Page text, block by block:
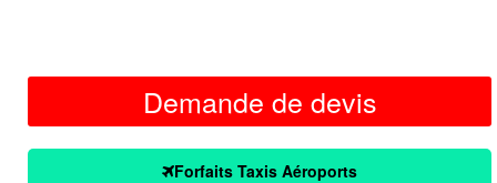
Demande de devis
Forfaits Taxis Aéroports